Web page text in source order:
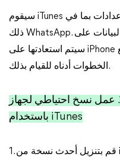
سيقوم iTunes بنسخ احتياطي لجميع المحتويات والإعدادات بما في
ذلك WhatsApp. وهذا يعني أن جميع البيانات على iPhone القديم
سيتم استعادتها على iPhone الجديد. إذا كنت لا تمانع ذلك، اتبع
الخطوات أدناه للقيام بذلك.
الخطوة 1. عمل نسخ احتياطي لجهاز iPhone القديم
باستخدام iTunes
1. قم بتنزيل أحدث نسخة من iTunes من موقع Apple أو